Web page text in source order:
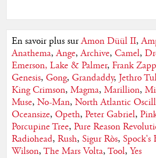
En savoir plus surAmon Düül II,
Anathema,Ange,Archive, Camel,
Emerson, Lake & Palmer, Frank
Genesis, Gong, Grandaddy, Jethro
King Crimson, Magma, Marillion,
Muse, No-Man, North Atlantic
Oceansize, Opeth, Peter Gabriel,
Porcupine Tree, Pure Reason
Radiohead, Rush, Sigur Ròs, Spock's
Wilson, The Mars Volta, Tool, Yes